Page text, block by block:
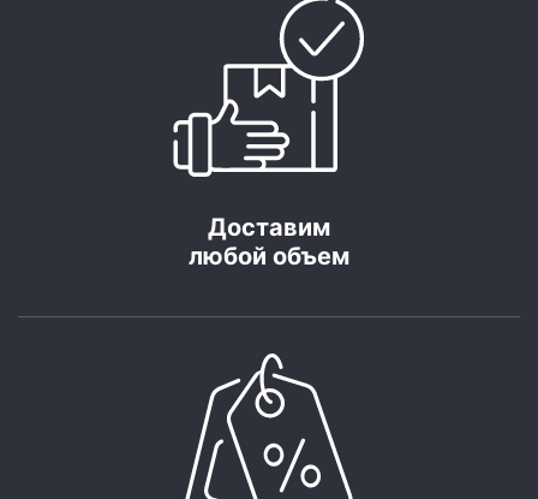
Доставим
любой объем